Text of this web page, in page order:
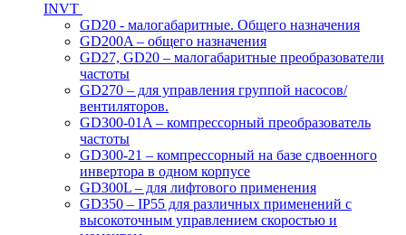
INVT
GD20 - малогабаритные. Общего назначения
GD200A – общего назначения
GD27, GD20 – малогабаритные преобразователи
частоты
GD270 – для управления группой насосов/
вентиляторов.
GD300-01A – компрессорный преобразователь
частоты
GD300-21 – компрессорный на базе сдвоенного
инвертора в одном корпусе
GD300L – для лифтового применения
GD350 – IP55 для различных применений с
высокоточным управлением скоростью и